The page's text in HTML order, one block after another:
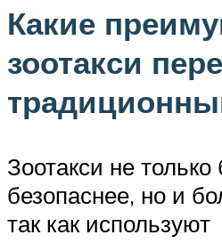
Какие
зоотакси
Зоотакси не
безопаснее, но и
так как используют